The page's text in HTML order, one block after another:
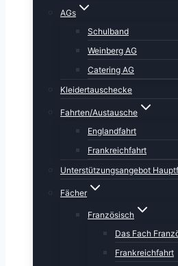
AGs
Schulband
Weinberg AG
Catering AG
Kleidertauschecke
Fahrten/Austausche
Englandfahrt
Frankreichfahrt
Unterstützungsangebot
Fächer
Französisch
Das Fach
Frankreichfahrt